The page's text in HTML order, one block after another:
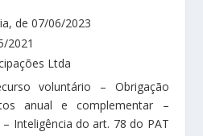
de 07/06/2023
2021
Ltda
voluntário – Obrigação
anual e complementar –
Inteligência do art. 78 do PAT